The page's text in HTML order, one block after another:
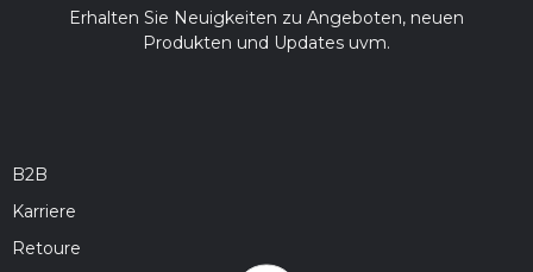
Erhalten Sie Neuigkeiten zu Angeboten, neuen
Produkten und Updates uvm.
B2B
Karriere
Retoure